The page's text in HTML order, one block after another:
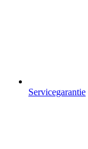
Servicegarantie